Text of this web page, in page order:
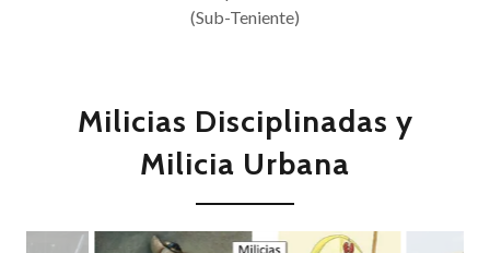
(Sub-Teniente)
Milicias Disciplinadas y
Milicia Urbana